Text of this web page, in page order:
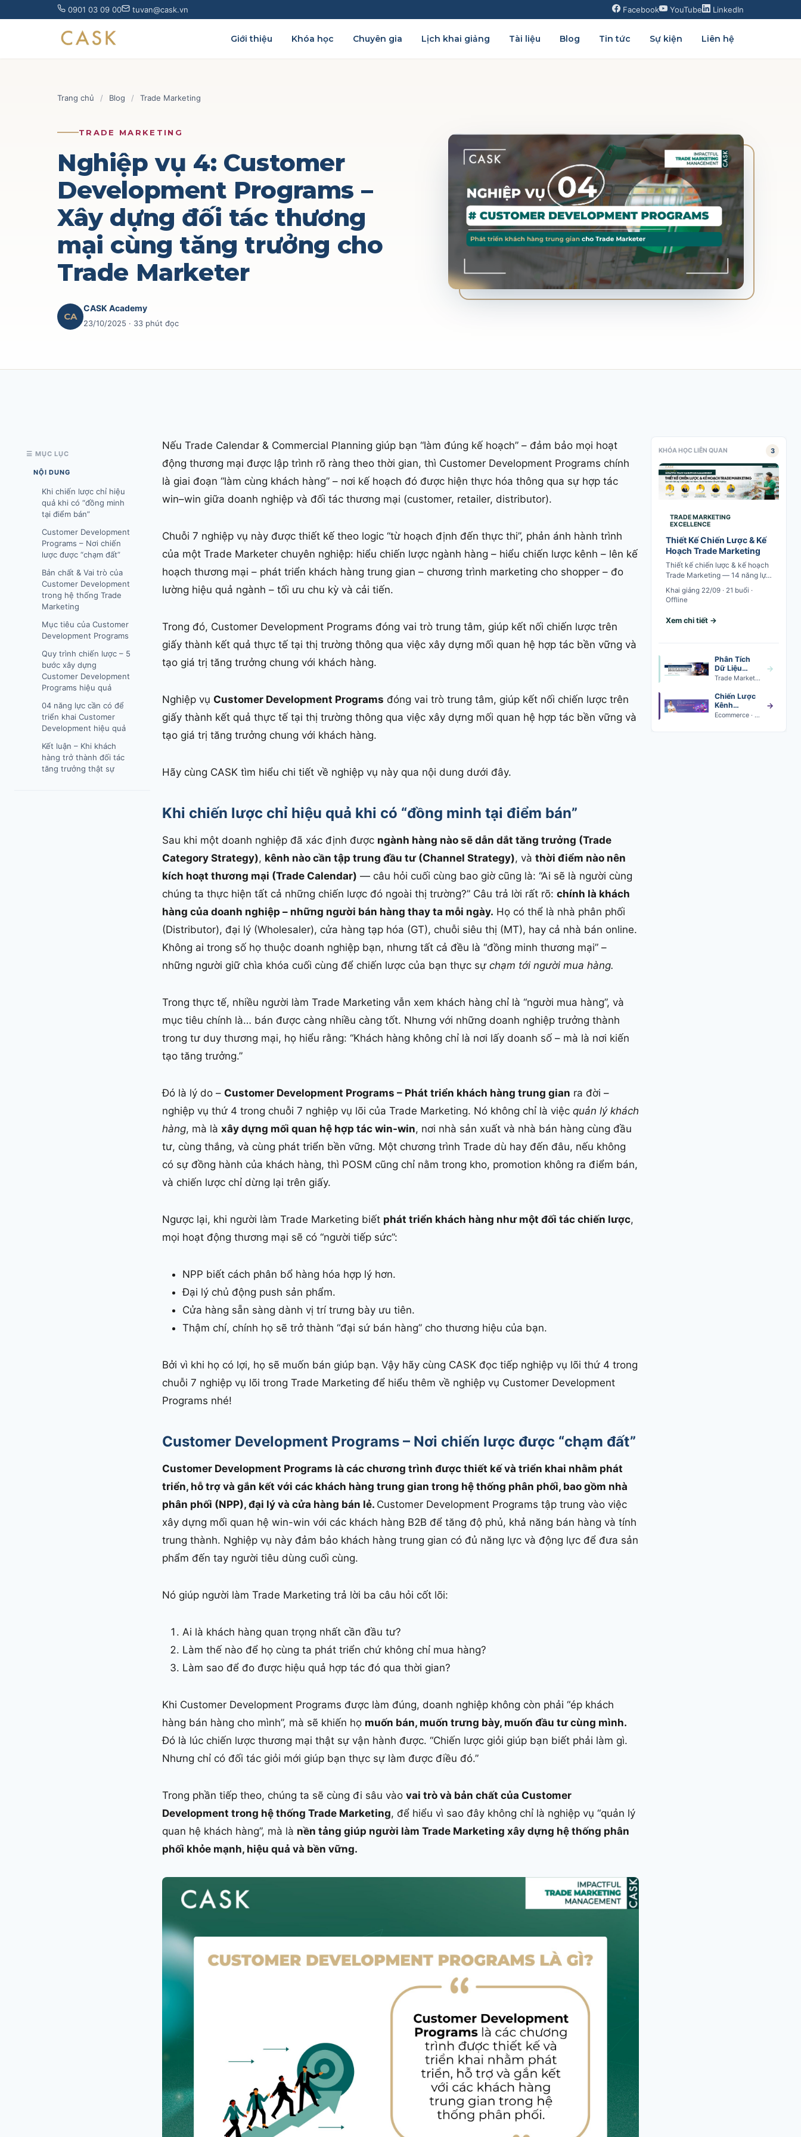
0901 03 09 00 tuvan@cask.vn Facebook YouTube LinkedIn
Giới thiệu Khóa học Chuyên gia Lịch khai giảng Tài liệu Blog Tin tức Sự kiện Liên hệ
Trang chủ / Blog / Trade Marketing
TRADE MARKETING
Nghiệp vụ 4: Customer
Development Programs –
Xây dựng đối tác thương
mại cùng tăng trưởng cho
Trade Marketer
CA
CASK Academy
23/10/2025 · 33 phút đọc
☰ MỤC LỤC
NỘI DUNG
Khi chiến lược chỉ hiệu
quả khi có “đồng minh
tại điểm bán”
Customer Development
Programs – Nơi chiến
lược được “chạm đất”
Bản chất & Vai trò của
Customer Development
trong hệ thống Trade
Marketing
Mục tiêu của Customer
Development Programs
Quy trình chiến lược – 5
bước xây dựng
Customer Development
Programs hiệu quả
04 năng lực cần có để
triển khai Customer
Development hiệu quả
Kết luận – Khi khách
hàng trở thành đối tác
tăng trưởng thật sự
KHÓA HỌC LIÊN QUAN 3
TRADE MARKETING
EXCELLENCE
Thiết Kế Chiến Lược & Kế
Hoạch Trade Marketing
Thiết kế chiến lược & kế hoạch
Trade Marketing — 14 năng lực
từ shopper marketing đến
channel strategy
Khai giảng 22/09 · 21 buổi ·
Offline
Xem chi tiết →
Phân Tích
Dữ Liệu
Trade
Trade Marketing Data Analytics · Khai giảng 24/08
→
Chiến Lược
Kênh
Thương MạiEcommerce · Khai giảng 24/08
→
Nếu Trade Calendar & Commercial Planning giúp bạn “làm đúng kế hoạch” – đảm bảo mọi hoạt
động thương mại được lập trình rõ ràng theo thời gian, thì Customer Development Programs chính
là giai đoạn “làm cùng khách hàng” – nơi kế hoạch đó được hiện thực hóa thông qua sự hợp tác
win–win giữa doanh nghiệp và đối tác thương mại (customer, retailer, distributor).
Chuỗi 7 nghiệp vụ này được thiết kế theo logic “từ hoạch định đến thực thi”, phản ánh hành trình
của một Trade Marketer chuyên nghiệp: hiểu chiến lược ngành hàng – hiểu chiến lược kênh – lên kế
hoạch thương mại – phát triển khách hàng trung gian – chương trình marketing cho shopper – đo
lường hiệu quả ngành – tối ưu chu kỳ và cải tiến.
Trong đó, Customer Development Programs đóng vai trò trung tâm, giúp kết nối chiến lược trên
giấy thành kết quả thực tế tại thị trường thông qua việc xây dựng mối quan hệ hợp tác bền vững và
tạo giá trị tăng trưởng chung với khách hàng.
Nghiệp vụ Customer Development Programs đóng vai trò trung tâm, giúp kết nối chiến lược trên
giấy thành kết quả thực tế tại thị trường thông qua việc xây dựng mối quan hệ hợp tác bền vững và
tạo giá trị tăng trưởng chung với khách hàng.
Hãy cùng CASK tìm hiểu chi tiết về nghiệp vụ này qua nội dung dưới đây.
Khi chiến lược chỉ hiệu quả khi có “đồng minh tại điểm bán”
Sau khi một doanh nghiệp đã xác định được ngành hàng nào sẽ dẫn dắt tăng trưởng (Trade
Category Strategy), kênh nào cần tập trung đầu tư (Channel Strategy), và thời điểm nào nên
kích hoạt thương mại (Trade Calendar) — câu hỏi cuối cùng bao giờ cũng là: “Ai sẽ là người cùng
chúng ta thực hiện tất cả những chiến lược đó ngoài thị trường?” Câu trả lời rất rõ: chính là khách
hàng của doanh nghiệp – những người bán hàng thay ta mỗi ngày. Họ có thể là nhà phân phối
(Distributor), đại lý (Wholesaler), cửa hàng tạp hóa (GT), chuỗi siêu thị (MT), hay cả nhà bán online.
Không ai trong số họ thuộc doanh nghiệp bạn, nhưng tất cả đều là “đồng minh thương mại” –
những người giữ chìa khóa cuối cùng để chiến lược của bạn thực sự chạm tới người mua hàng.
Trong thực tế, nhiều người làm Trade Marketing vẫn xem khách hàng chỉ là “người mua hàng”, và
mục tiêu chính là… bán được càng nhiều càng tốt. Nhưng với những doanh nghiệp trưởng thành
trong tư duy thương mại, họ hiểu rằng: “Khách hàng không chỉ là nơi lấy doanh số – mà là nơi kiến
tạo tăng trưởng.”
Đó là lý do – Customer Development Programs – Phát triển khách hàng trung gian ra đời –
nghiệp vụ thứ 4 trong chuỗi 7 nghiệp vụ lõi của Trade Marketing. Nó không chỉ là việc quản lý khách
hàng, mà là xây dựng mối quan hệ hợp tác win-win, nơi nhà sản xuất và nhà bán hàng cùng đầu
tư, cùng thắng, và cùng phát triển bền vững. Một chương trình Trade dù hay đến đâu, nếu không
có sự đồng hành của khách hàng, thì POSM cũng chỉ nằm trong kho, promotion không ra điểm bán,
và chiến lược chỉ dừng lại trên giấy.
Ngược lại, khi người làm Trade Marketing biết phát triển khách hàng như một đối tác chiến lược,
mọi hoạt động thương mại sẽ có “người tiếp sức”:
NPP biết cách phân bổ hàng hóa hợp lý hơn.
Đại lý chủ động push sản phẩm.
Cửa hàng sẵn sàng dành vị trí trưng bày ưu tiên.
Thậm chí, chính họ sẽ trở thành “đại sứ bán hàng” cho thương hiệu của bạn.
Bởi vì khi họ có lợi, họ sẽ muốn bán giúp bạn. Vậy hãy cùng CASK đọc tiếp nghiệp vụ lõi thứ 4 trong
chuỗi 7 nghiệp vụ lõi trong Trade Marketing để hiểu thêm về nghiệp vụ Customer Development
Programs nhé!
Customer Development Programs – Nơi chiến lược được “chạm đất”
Customer Development Programs là các chương trình được thiết kế và triển khai nhằm phát
triển, hỗ trợ và gắn kết với các khách hàng trung gian trong hệ thống phân phối, bao gồm nhà
phân phối (NPP), đại lý và cửa hàng bán lẻ. Customer Development Programs tập trung vào việc
xây dựng mối quan hệ win-win với các khách hàng B2B để tăng độ phủ, khả năng bán hàng và tính
trung thành. Nghiệp vụ này đảm bảo khách hàng trung gian có đủ năng lực và động lực để đưa sản
phẩm đến tay người tiêu dùng cuối cùng.
Nó giúp người làm Trade Marketing trả lời ba câu hỏi cốt lõi:
Ai là khách hàng quan trọng nhất cần đầu tư?
Làm thế nào để họ cùng ta phát triển chứ không chỉ mua hàng?
Làm sao để đo được hiệu quả hợp tác đó qua thời gian?
Khi Customer Development Programs được làm đúng, doanh nghiệp không còn phải “ép khách
hàng bán hàng cho mình”, mà sẽ khiến họ muốn bán, muốn trưng bày, muốn đầu tư cùng mình.
Đó là lúc chiến lược thương mại thật sự vận hành được. “Chiến lược giỏi giúp bạn biết phải làm gì.
Nhưng chỉ có đối tác giỏi mới giúp bạn thực sự làm được điều đó.”
Trong phần tiếp theo, chúng ta sẽ cùng đi sâu vào vai trò và bản chất của Customer
Development trong hệ thống Trade Marketing, để hiểu vì sao đây không chỉ là nghiệp vụ “quản lý
quan hệ khách hàng”, mà là nền tảng giúp người làm Trade Marketing xây dựng hệ thống phân
phối khỏe mạnh, hiệu quả và bền vững.